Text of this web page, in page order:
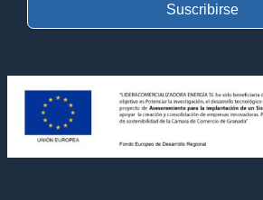
Suscribirse